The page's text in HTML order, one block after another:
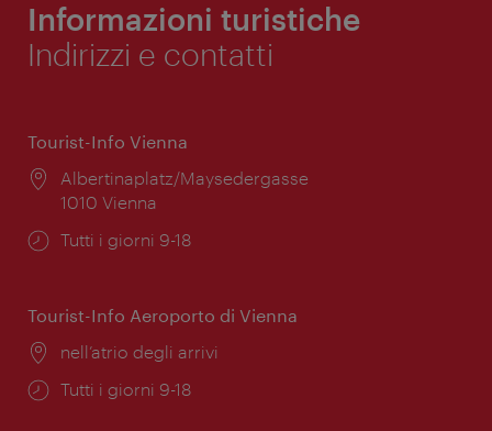
Informazioni turistiche
Indirizzi e contatti
Tourist-Info Vienna
Posizione:
Albertinaplatz/Maysedergasse
1010 Vienna
Orari
Tutti i giorni 9-18
Tourist-Info Aeroporto di Vienna
Posizione:
nell’atrio degli arrivi
Orari
Tutti i giorni 9-18